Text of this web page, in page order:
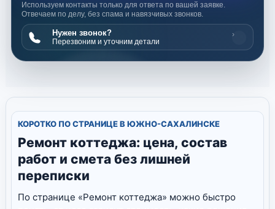
Используем контакты только для ответа по вашей заявке.
Отвечаем по делу, без спама и навязчивых звонков.
Нужен звонок?
Перезвоним и уточним детали
›
КОРОТКО ПО СТРАНИЦЕ В ЮЖНО-САХАЛИНСКЕ
Ремонт коттеджа: цена, состав
работ и смета без лишней
переписки
По странице «Ремонт коттеджа» можно быстро